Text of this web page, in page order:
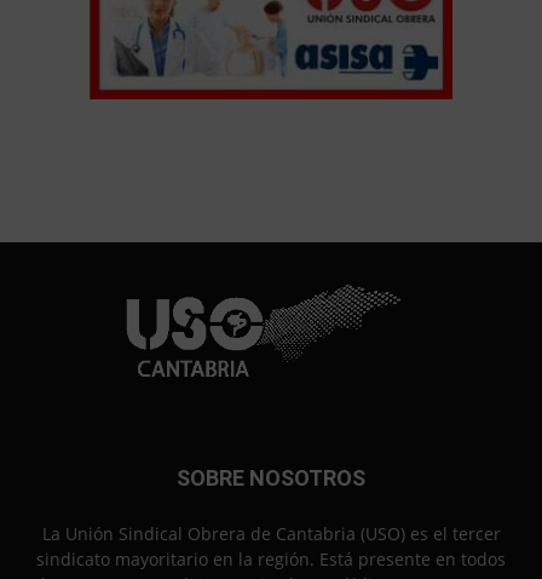
SOBRE NOSOTROS
La Unión Sindical Obrera de Cantabria (USO) es el tercer
sindicato mayoritario en la región. Está presente en todos